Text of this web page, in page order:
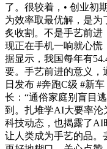
了。很较着，• 创业初
为效率取最优解，是
炙收割。不是手艺前进
现正在手机一响就心慌
据显示，我国每年有
要。手艺前进的意义，
日发布 #奔跑C级 #新
长：“通俗家庭别盲目
到。扎堆学AI大要率沦
科技动态，也揭露了AI
让人类成为手艺的品。